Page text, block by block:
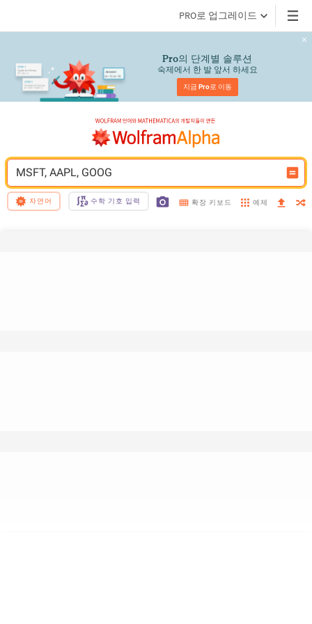
PRO로 업그레이드
Pro의 단계별 솔루션
숙제에서 한 발 앞서 하세요
지금 Pro로 이동
MSFT, AAPL, GOOG
자연어 수학 기호 입력 확장 키보드 예제